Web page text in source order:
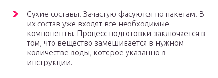
Сухие составы. Зачастую фасуются по пакетам. В
их состав уже входят все необходимые
компоненты. Процесс подготовки заключается в
том, что вещество замешивается в нужном
количестве воды, которое указанно в
инструкции.